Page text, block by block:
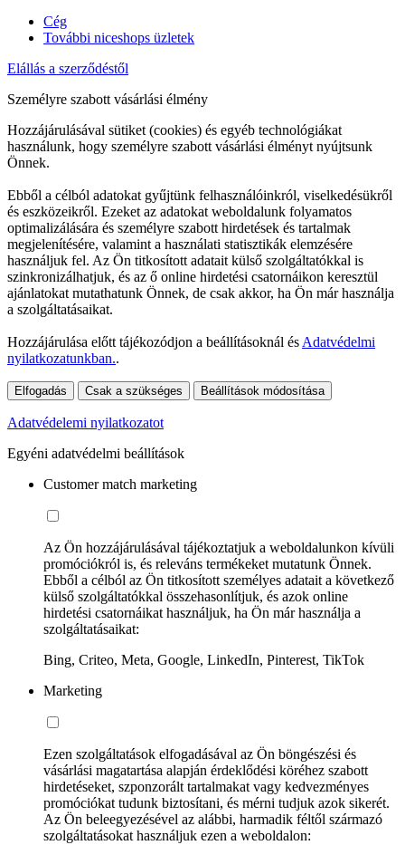
Cég
További niceshops üzletek
Elállás a szerződéstől
Személyre szabott vásárlási élmény
Hozzájárulásával sütiket (cookies) és egyéb technológiákat
használunk, hogy személyre szabott vásárlási élményt nyújtsunk
Önnek.
Ebből a célból adatokat gyűjtünk felhasználóinkról, viselkedésükről
és eszközeikről. Ezeket az adatokat weboldalunk folyamatos
optimalizálására és személyre szabott hirdetések és tartalmak
megjelenítésére, valamint a használati statisztikák elemzésére
használjuk fel. Az Ön titkosított adatait külső szolgáltatókkal is
szinkronizálhatjuk, és az ő online hirdetési csatornáikon keresztül
ajánlatokat mutathatunk Önnek, de csak akkor, ha Ön már használja
a szolgáltatásaikat.
Hozzájárulása előtt tájékozódjon a beállításoknál és Adatvédelmi
nyilatkozatunkban..
Elfogadás Csak a szükséges Beállítások módosítása
Adatvédelemi nyilatkozatot
Egyéni adatvédelmi beállítások
Customer match marketing
Az Ön hozzájárulásával tájékoztatjuk a weboldalunkon kívüli
promóciókról is, és releváns termékeket mutatunk Önnek.
Ebből a célból az Ön titkosított személyes adatait a következő
külső szolgáltatókkal összehasonlítjuk, és azok online
hirdetési csatornáikat használjuk, ha Ön már használja a
szolgáltatásaikat:
Bing, Criteo, Meta, Google, LinkedIn, Pinterest, TikTok
Marketing
Ezen szolgáltatások elfogadásával az Ön böngészési és
vásárlási magatartása alapján érdeklődési köréhez szabott
hirdetéseket, szponzorált tartalmakat vagy kedvezményes
promóciókat tudunk biztosítani, és mérni tudjuk azok sikerét.
Az Ön beleegyezésével az alábbi, harmadik féltől származó
szolgáltatásokat használjuk ezen a weboldalon: